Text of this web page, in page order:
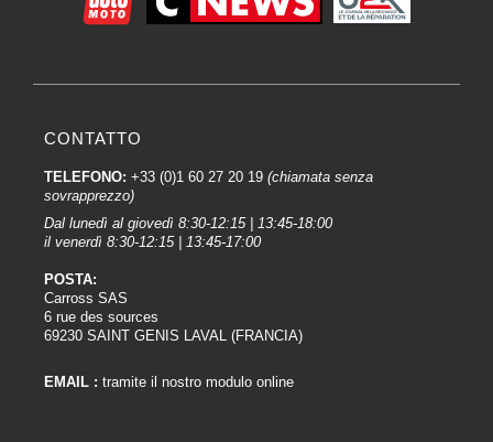
CONTATTO
TELEFONO: +33 (0)1 60 27 20 19 (chiamata senza
sovrapprezzo)
Dal lunedì al giovedì 8:30-12:15 | 13:45-18:00
il venerdì 8:30-12:15 | 13:45-17:00
POSTA:
Carross SAS
6 rue des sources
69230 SAINT GENIS LAVAL (FRANCIA)
EMAIL : tramite il nostro modulo online